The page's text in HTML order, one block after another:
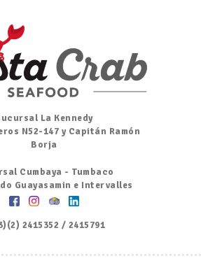
La Kennedy
N52-147 y Capitán Ramón
Borja
Cumbaya - Tumbaco
Guayasamin e Intervalles
2415352 / 2415791
por Whatsapp